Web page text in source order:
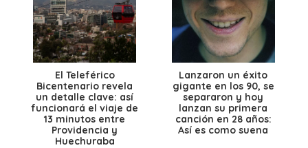
El Teleférico
Bicentenario revela
un detalle clave: así
funcionará el viaje de
13 minutos entre
Providencia y
Huechuraba
Lanzaron un éxito
gigante en los 90, se
separaron y hoy
lanzan su primera
canción en 28 años:
Así es como suena